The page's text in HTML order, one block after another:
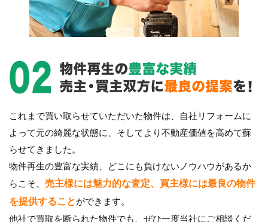
これまで買い取らせていただいた物件は、自社リフォームに
よって元の綺麗な状態に、そしてより不動産価値を高めて蘇
らせてきました。
物件再生の豊富な実績、どこにも負けないノウハウがあるか
らこそ、 売主様には魅力的な査定、買主様には最良の物件
を提供することができます。
他社で買取を断られた物件でも、ぜひ一度当社にご相談くだ